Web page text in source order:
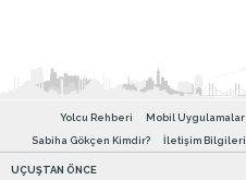
Yolcu Rehberi Mobil Uygulamalar
Sabiha Gökçen Kimdir?
İletişim Bilgileri
UÇUŞTAN ÖNCE